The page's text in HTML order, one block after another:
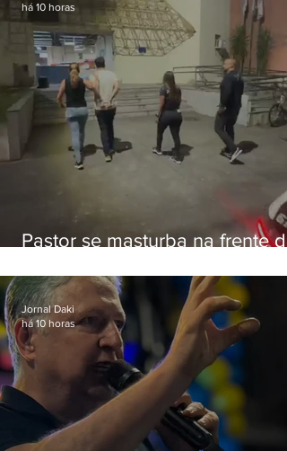
Pastor se masturba na frente de
há 10 horas
Jornal Daki
há 10 horas